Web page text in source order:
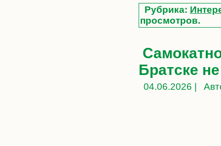
Рубрика:
просмотров.
Братске
04.06.2026 |